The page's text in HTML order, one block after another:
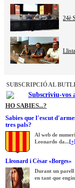
24è
SUBSCRIPCIÓ AL
Subscriviu-vos
HO SABIES...?
Sabies que l'escut
tres pals?
Al web de
Leonardo da...[+]
Lleonard i Cèsar «Borges»
Durant un parell
en tant que